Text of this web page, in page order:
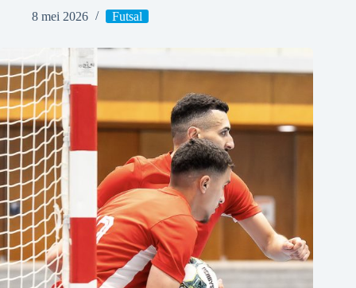
8 mei 2026
Futsal